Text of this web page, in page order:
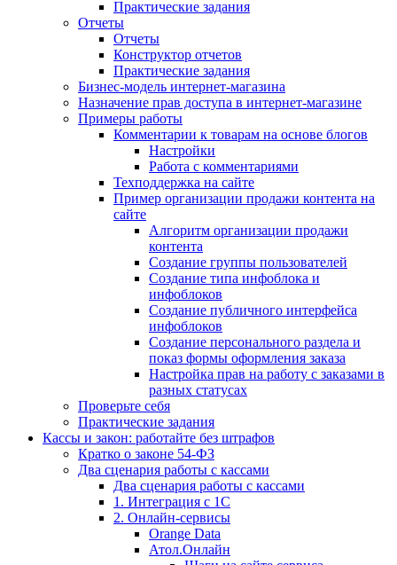
Практические задания
Отчеты
Отчеты
Конструктор отчетов
Практические задания
Бизнес-модель интернет-магазина
Назначение прав доступа в интернет-магазине
Примеры работы
Комментарии к товарам на основе блогов
Настройки
Работа с комментариями
Техподдержка на сайте
Пример организации продажи контента на
сайте
Алгоритм организации продажи
контента
Создание группы пользователей
Создание типа инфоблока и
инфоблоков
Создание публичного интерфейса
инфоблоков
Создание персонального раздела и
показ формы оформления заказа
Настройка прав на работу с заказами в
разных статусах
Проверьте себя
Практические задания
Кассы и закон: работайте без штрафов
Кратко о законе 54-ФЗ
Два сценария работы с кассами
Два сценария работы с кассами
1. Интеграция с 1С
2. Онлайн-сервисы
Orange Data
Атол.Онлайн